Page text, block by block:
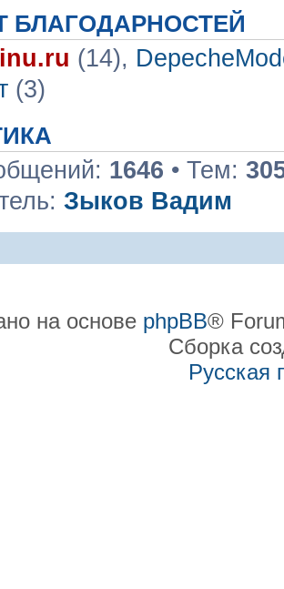
БЛАГОДАРНОСТЕЙ
(14),
(3)
1646 • Тем:
Зыков Вадим
на основе phpBB®
Сборка
Русская